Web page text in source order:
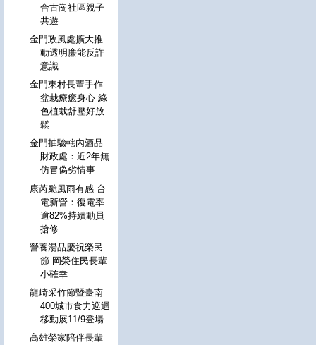
合古崗社區親子
共遊
金門政風處擴大推
動透明廉能反詐
意識
金門東村長輩手作
盆栽療癒身心 綠
色植栽舒壓好放
鬆
金門抽驗轄內酒品
財政處：近2年無
仿冒偽劣情事
康芮颱風雨有感 台
電新營：復電率
逾82%持續動員
搶修
營養湯品慶祝榮民
節 岡榮住民長輩
小確幸
龍崎采竹節暨臺南
400城市食力巡迴
移動展11/9登場
高雄榮家陪伴長輩